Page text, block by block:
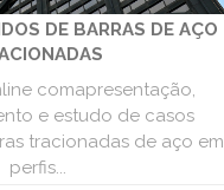
DE BARRAS DE AÇO
comapresentação,
e estudo de casos
tracionadas de aço em
perfis...